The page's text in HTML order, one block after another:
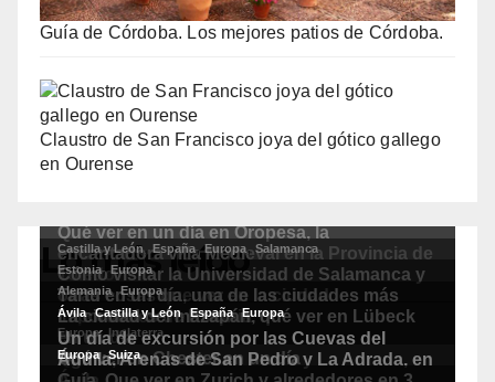
Guía de Córdoba. Los mejores patios de Córdoba.
Claustro de San Francisco joya del gótico gallego
en Ourense
Lo más leído